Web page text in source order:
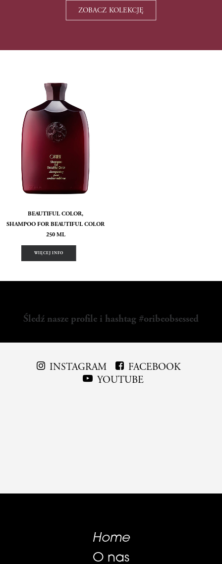
ZOBACZ KOLEKCJĘ
BEAUTIFUL COLOR,
SHAMPOO FOR BEAUTIFUL COLOR
250 ML
WIĘCEJ INFO
Śledź nasze profile i hashtag #oribeobsessed
INSTAGRAM
FACEBOOK
YOUTUBE
Home
O nas